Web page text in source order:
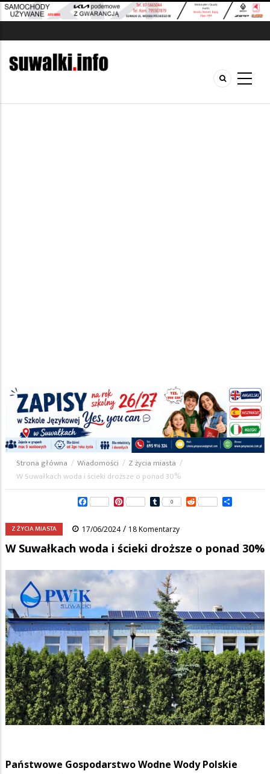
Ścieżka
nawigacyjna
Strona główna / Wiadomości / Z życia miasta /
W Suwałkach woda i ścieki droższe o ponad 30%
FacebookPinterestTumblr
0 Reddit
Z ŻYCIA MIASTA 17/06/2024/ 18 Komentarzy
W Suwałkach woda i ścieki droższe o ponad 30%
Państwowe Gospodarstwo Wodne Wody Polskie